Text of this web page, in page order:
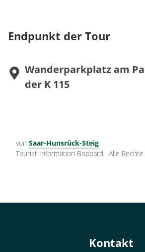
Endpunkt der Tour
Wanderparkplatz am
der K 115
von Saar-Hunsrück-Steig
Tourist Information Boppard · Alle
Kontakt